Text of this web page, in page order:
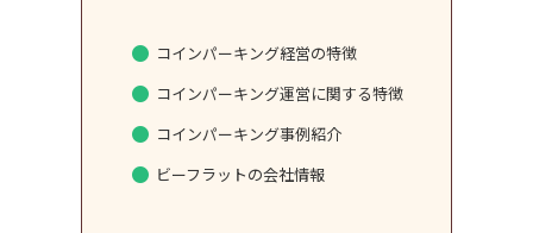
コインパーキング経営の特徴
コインパーキング運営に関する特徴
コインパーキング事例紹介
ビーフラットの会社情報